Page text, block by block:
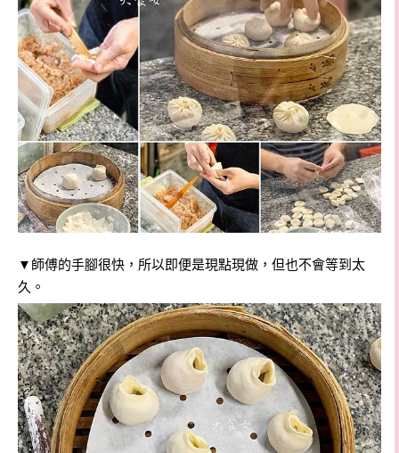
▼師傅的手腳很快，所以即便是現點現做，但也不會等到太
久。